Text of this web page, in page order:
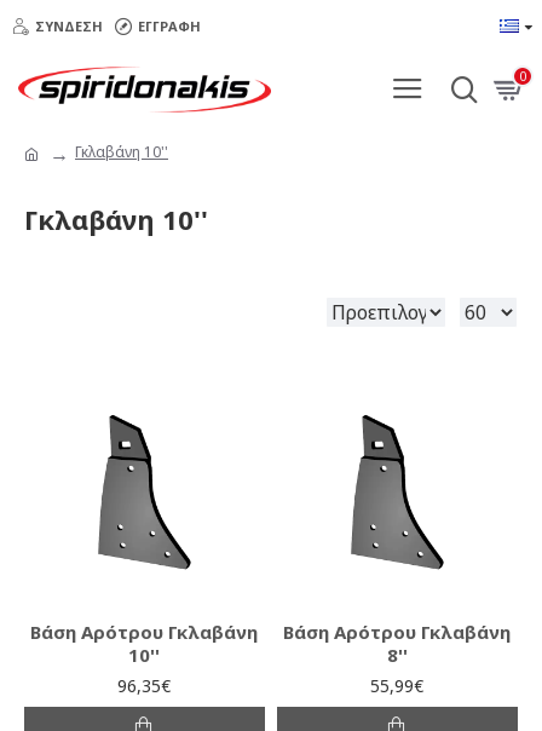
ΣΎΝΔΕΣΗ ΕΓΓΡΑΦΉ
0
Γκλαβάνη 10''
Γκλαβάνη 10''
Βάση Αρότρου Γκλαβάνη
10''
96,35€
Βάση Αρότρου Γκλαβάνη
8''
55,99€